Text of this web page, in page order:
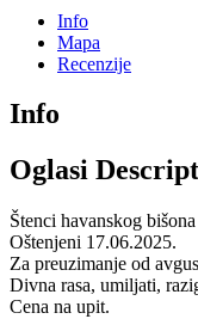
Info
Mapa
Recenzije
Info
Oglasi
Štenci havanskog
Oštenjeni 17.06.2025.
Za preuzimanje od
Divna rasa, umiljati,
Cena na upit.